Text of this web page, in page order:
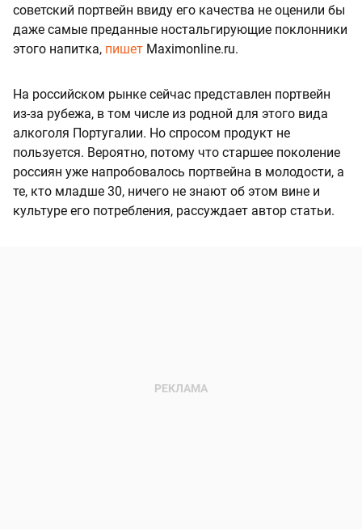
советский портвейн ввиду его качества не оценили бы
даже самые преданные ностальгирующие поклонники
этого напитка, пишет Maximonline.ru.
На российском рынке сейчас представлен портвейн
из-за рубежа, в том числе из родной для этого вида
алкоголя Португалии. Но спросом продукт не
пользуется. Вероятно, потому что старшее поколение
россиян уже напробовалось портвейна в молодости, а
те, кто младше 30, ничего не знают об этом вине и
культуре его потребления, рассуждает автор статьи.